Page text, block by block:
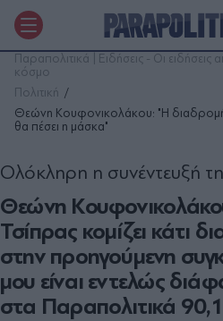
Παραπολιτικά | Ειδήσεις - Οι ειδήσεις
κόσμο
Πολιτική
Θεώνη Κουφονικολάκου: "Η διαδρομή
θα πέσει η μάσκα"
Θεώνη
Τσίπρας κομίζει κάτι
στην προηγούμενη
μου είναι εντελώς
στα Παραπολιτικά
Ολόκληρη η συνέντευξή